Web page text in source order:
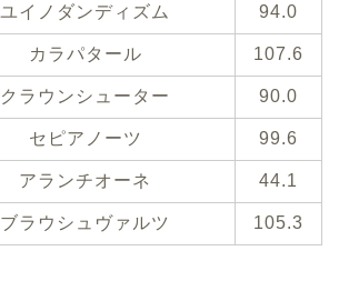
ユイノダンディズム 94.0
カラパタール 107.6
クラウンシューター 90.0
セピアノーツ 99.6
アランチオーネ 44.1
ブラウシュヴァルツ 105.3